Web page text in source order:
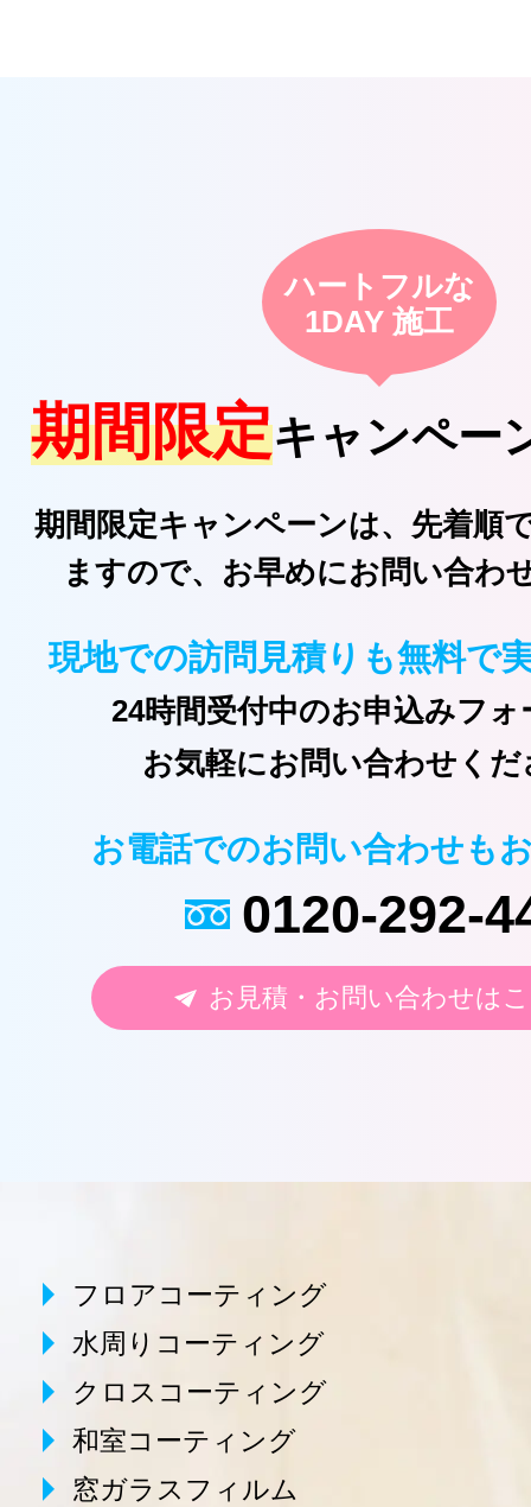
ハートフルな
1DAY 施工
期間限定キャンペー
期間限定キャンペーンは、先着順
ますので、お早めにお問い合わ
現地での訪問見積りも無料で
24時間受付中のお申込みフォ
お気軽にお問い合わせくだ
お電話でのお問い合わせも
0120-292-
お見積・お問い合わせは
フロアコーティング
水周りコーティング
クロスコーティング
和室コーティング
窓ガラスフィルム